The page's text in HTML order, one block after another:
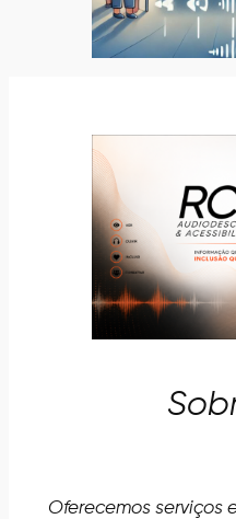
Oferecemos serviços